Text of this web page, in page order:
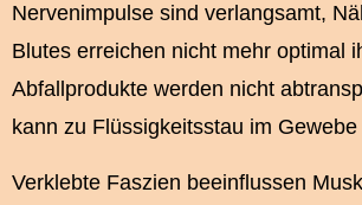
Nervenimpulse sind verlangsamt,
Blutes erreichen nicht mehr optimal
Abfallprodukte werden nicht
kann zu Flüssigkeitsstau im
Verklebte Faszien beeinflussen